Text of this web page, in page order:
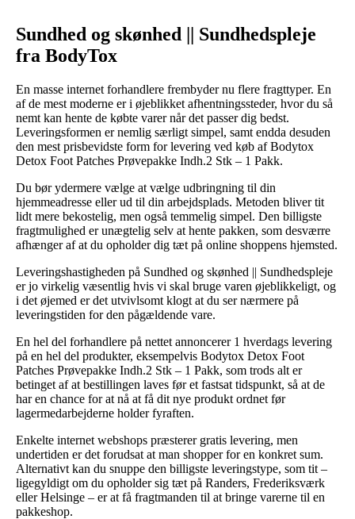
Sundhed og skønhed || Sundhedspleje
fra BodyTox
En masse internet forhandlere frembyder nu flere fragttyper. En
af de mest moderne er i øjeblikket afhentningssteder, hvor du så
nemt kan hente de købte varer når det passer dig bedst.
Leveringsformen er nemlig særligt simpel, samt endda desuden
den mest prisbevidste form for levering ved køb af Bodytox
Detox Foot Patches Prøvepakke Indh.2 Stk – 1 Pakk.
Du bør ydermere vælge at vælge udbringning til din
hjemmeadresse eller ud til din arbejdsplads. Metoden bliver tit
lidt mere bekostelig, men også temmelig simpel. Den billigste
fragtmulighed er unægtelig selv at hente pakken, som desværre
afhænger af at du opholder dig tæt på online shoppens hjemsted.
Leveringshastigheden på Sundhed og skønhed || Sundhedspleje
er jo virkelig væsentlig hvis vi skal bruge varen øjeblikkeligt, og
i det øjemed er det utvivlsomt klogt at du ser nærmere på
leveringstiden for den pågældende vare.
En hel del forhandlere på nettet annoncerer 1 hverdags levering
på en hel del produkter, eksempelvis Bodytox Detox Foot
Patches Prøvepakke Indh.2 Stk – 1 Pakk, som trods alt er
betinget af at bestillingen laves før et fastsat tidspunkt, så at de
har en chance for at nå at få dit nye produkt ordnet før
lagermedarbejderne holder fyraften.
Enkelte internet webshops præsterer gratis levering, men
undertiden er det forudsat at man shopper for en konkret sum.
Alternativt kan du snuppe den billigste leveringstype, som tit –
ligegyldigt om du opholder sig tæt på Randers, Frederiksværk
eller Helsinge – er at få fragtmanden til at bringe varerne til en
pakkeshop.